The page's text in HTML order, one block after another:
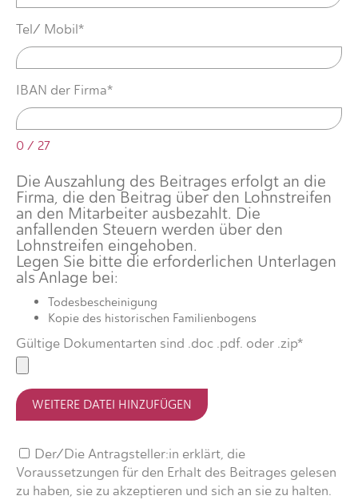
Tel/ Mobil*
IBAN der Firma*
0 / 27
Die Auszahlung des Beitrages erfolgt an die
Firma, die den Beitrag über den Lohnstreifen
an den Mitarbeiter ausbezahlt. Die
anfallenden Steuern werden über den
Lohnstreifen eingehoben.
Legen Sie bitte die erforderlichen Unterlagen
als Anlage bei:
Todesbescheinigung
Kopie des historischen Familienbogens
Gültige Dokumentarten sind .doc .pdf. oder .zip*
WEITERE DATEI HINZUFÜGEN
Der/Die Antragsteller:in erklärt, die
Voraussetzungen für den Erhalt des Beitrages gelesen
zu haben, sie zu akzeptieren und sich an sie zu halten.